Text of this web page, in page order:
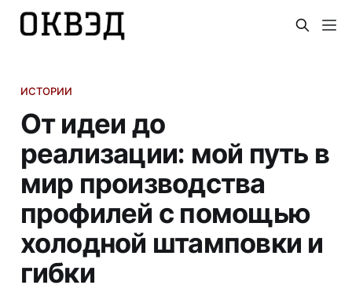
ИСТОРИИ
От идеи до
реализации: мой путь в
мир производства
профилей с помощью
холодной штамповки и
гибки